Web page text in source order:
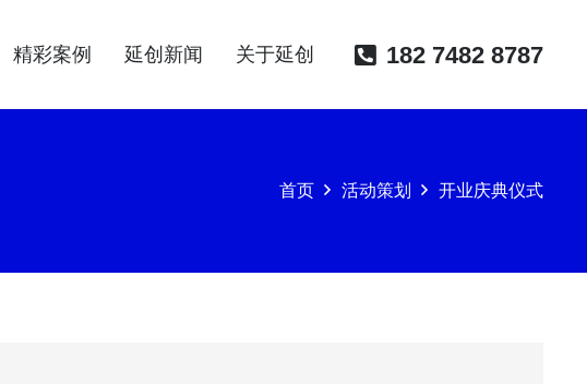
精彩案例 延创新闻 关于延创 182 7482 8787
首页 活动策划 开业庆典仪式